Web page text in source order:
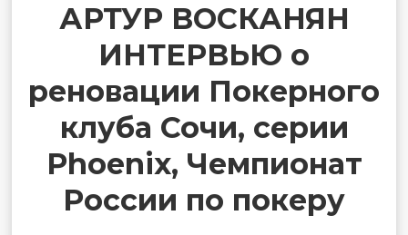
АРТУР ВОСКАНЯН
ИНТЕРВЬЮ о
реновации Покерного
клуба Сочи, серии
Phoenix, Чемпионат
России по покеру